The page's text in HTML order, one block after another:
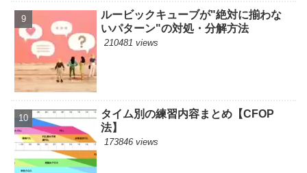
ルービックキューブが"絶対に揃わな
いパターン"の対処・分解方法
210481 views
タイム別の練習内容まとめ【CFOP
法】
173846 views